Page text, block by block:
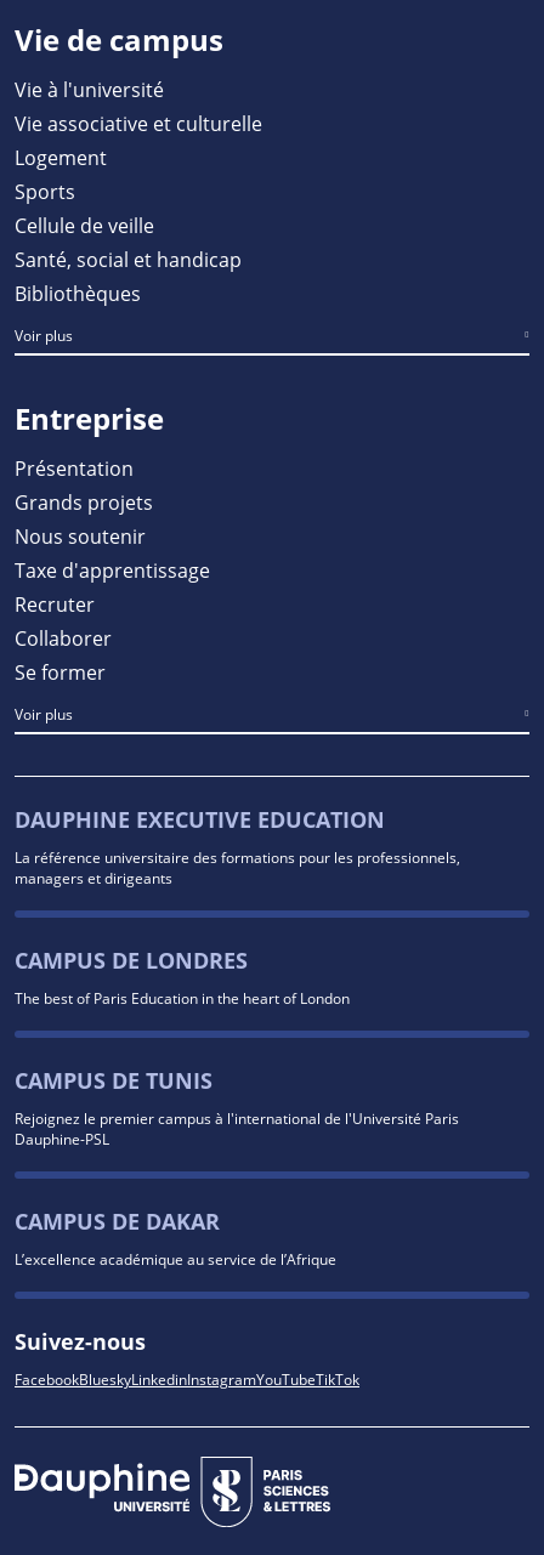
Vie de campus
Vie à l'université
Vie associative et culturelle
Logement
Sports
Cellule de veille
Santé, social et handicap
Bibliothèques
Voir plus
Entreprise
Présentation
Grands projets
Nous soutenir
Taxe d'apprentissage
Recruter
Collaborer
Se former
Voir plus
DAUPHINE EXECUTIVE EDUCATION
La référence universitaire des formations pour les professionnels,
managers et dirigeants
CAMPUS DE LONDRES
The best of Paris Education in the heart of London
CAMPUS DE TUNIS
Rejoignez le premier campus à l'international de l'Université Paris
Dauphine-PSL
CAMPUS DE DAKAR
L’excellence académique au service de l’Afrique
Suivez-nous
FacebookBlueskyLinkedinInstagramYouTubeTikTok